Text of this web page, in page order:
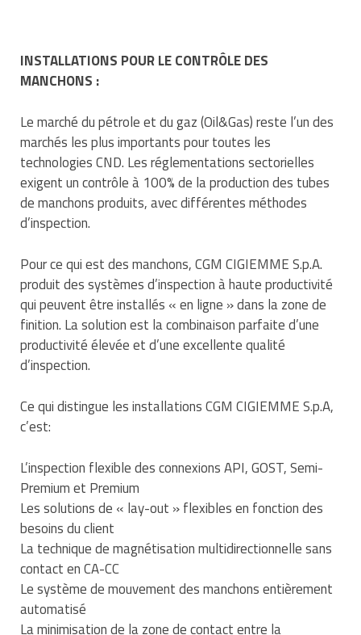
INSTALLATIONS POUR LE CONTRÔLE DES
MANCHONS :
Le marché du pétrole et du gaz (Oil&Gas) reste l’un des
marchés les plus importants pour toutes les
technologies CND. Les réglementations sectorielles
exigent un contrôle à 100% de la production des tubes
de manchons produits, avec différentes méthodes
d’inspection.
Pour ce qui est des manchons, CGM CIGIEMME S.p.A.
produit des systèmes d’inspection à haute productivité
qui peuvent être installés « en ligne » dans la zone de
finition. La solution est la combinaison parfaite d’une
productivité élevée et d’une excellente qualité
d’inspection.
Ce qui distingue les installations CGM CIGIEMME S.p.A,
c’est:
L’inspection flexible des connexions API, GOST, Semi-
Premium et Premium
Les solutions de « lay-out » flexibles en fonction des
besoins du client
La technique de magnétisation multidirectionnelle sans
contact en CA-CC
Le système de mouvement des manchons entièrement
automatisé
La minimisation de la zone de contact entre la